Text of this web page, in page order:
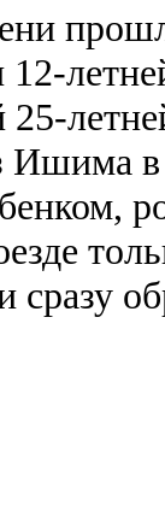
12-
25-
Ишима
сразу